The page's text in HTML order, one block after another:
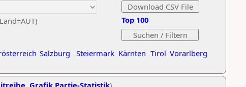
Salzburg Steiermark Kärnten Tirol Vorarlberg
Top 100
, Grafik Partie-Statistik)